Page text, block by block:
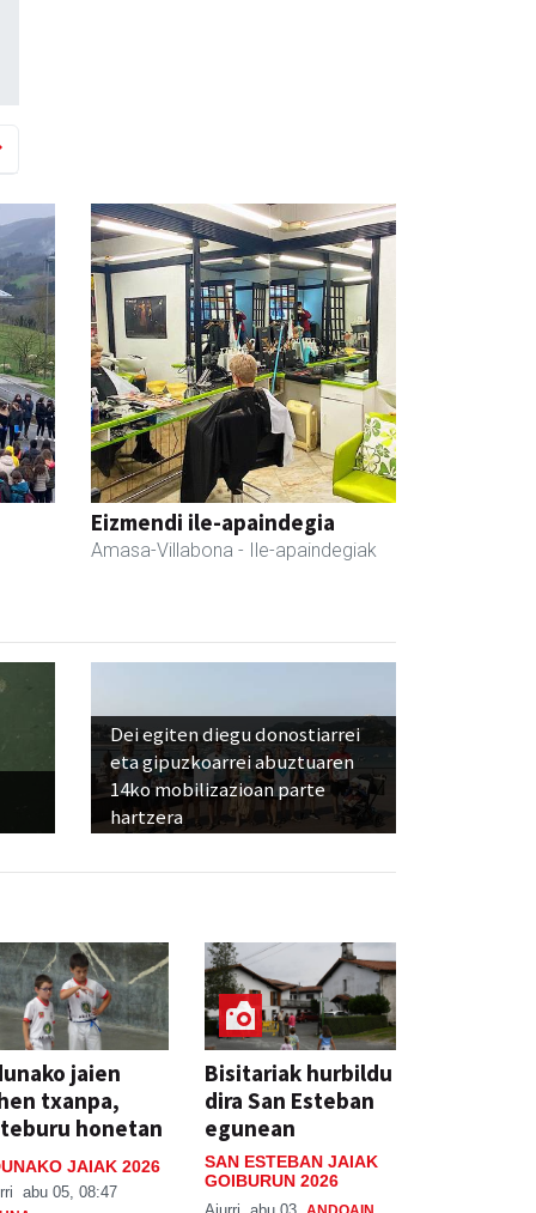
Eizmendi ile-apaindegia
Amasa-Villabona - Ile-apaindegiak
Dei egiten diegu donostiarrei
eta gipuzkoarrei abuztuaren
14ko mobilizazioan parte
hartzera
jaien
txanpa,
honetan
JAIAK 2026
abu 05, 08:47
Bisitariak hurbildu
dira San Esteban
egunean
SAN ESTEBAN JAIAK
GOIBURUN 2026